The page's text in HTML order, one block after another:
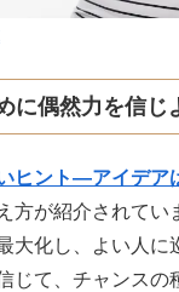
に偶然力を信じ
ヒント―アイデア
方が紹介されてい
大化し、よい人に
じて、チャンスの